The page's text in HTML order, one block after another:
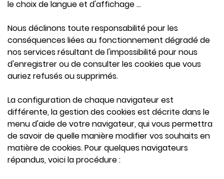
le choix de langue et d'affichage ...
Nous déclinons toute responsabilité pour les
conséquences liées au fonctionnement dégradé de
nos services résultant de l'impossibilité pour nous
d'enregistrer ou de consulter les cookies que vous
auriez refusés ou supprimés.
La configuration de chaque navigateur est
différente, la gestion des cookies est décrite dans le
menu d'aide de votre navigateur, qui vous permettra
de savoir de quelle manière modifier vos souhaits en
matière de cookies. Pour quelques navigateurs
répandus, voici la procédure :